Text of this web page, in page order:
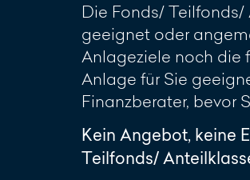
Die Fonds/
geeignet oder
Anlageziele noch die
Anlage für Sie
Finanzberater, bevor
Kein Angebot, keine
Teilfonds/